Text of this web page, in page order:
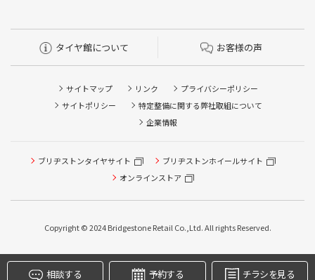
タイヤ館について お客様の声
サイトマップ リンク
プライバシーポリシー
サイトポリシー
特定整備に関する弊社取組について
企業情報
ブリヂストンタイヤサイト
ブリヂストンホイールサイト
オンラインストア
Copyright © 2024 Bridgestone Retail Co.,Ltd. All rights Reserved.
相談する 予約する チラシを見る
タイヤ点検・安全点検/タイヤ履き替え/オイル交換/その他
ピット作業の予約
本日のタイヤ履き替え順番待ち予約 ※クローク契約会員の